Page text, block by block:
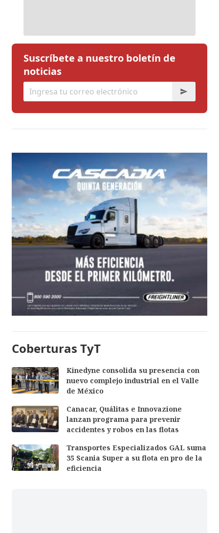
Suscríbete a nuestro boletín de
noticias
Coberturas TyT
Kinedyne consolida su presencia con
nuevo complejo industrial en el Valle
de México
Canacar, Quálitas e Innovazione
lanzan programa para prevenir
accidentes y robos en las flotas
Transportes Especializados GAL suma
35 Scania Super a su flota en pro de la
eficiencia